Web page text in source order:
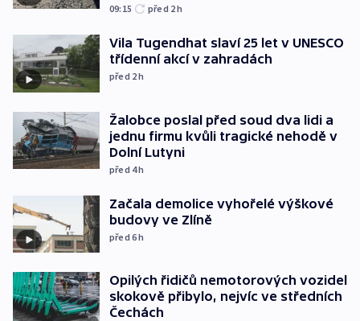
09:15 před 2h
Vila Tugendhat slaví 25 let v UNESCO
třídenní akcí v zahradách
před 2h
Žalobce poslal před soud dva lidi a
jednu firmu kvůli tragické nehodě v
Dolní Lutyni
před 4h
Začala demolice vyhořelé výškové
budovy ve Zlíně
před 6h
Opilých řidičů nemotorových vozidel
skokově přibylo, nejvíc ve středních
Čechách